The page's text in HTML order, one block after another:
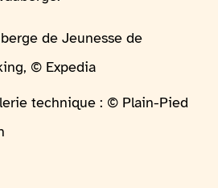
de Jeunesse de
© Expedia
technique : © Plain-Pied